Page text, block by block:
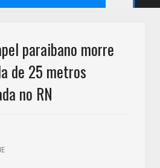
paraibano morre
de 25 metros
no RN